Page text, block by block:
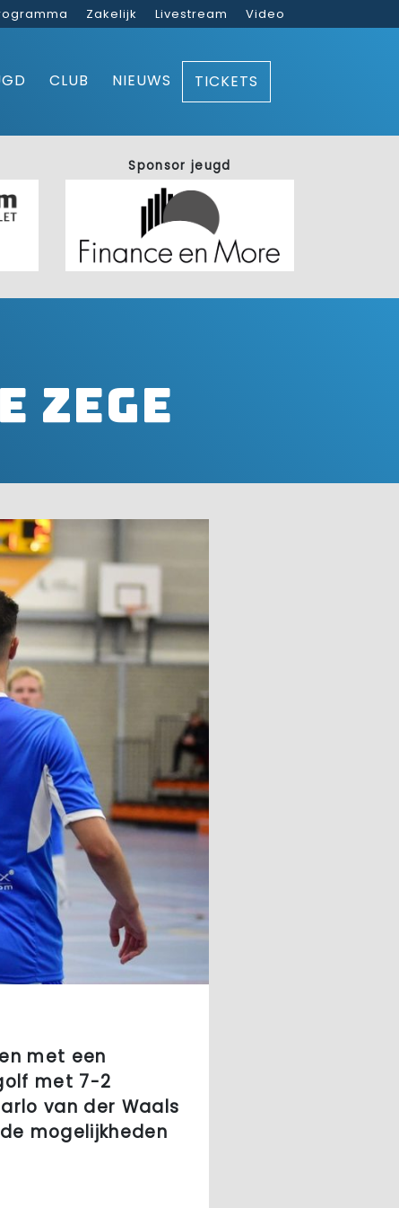
Zakelijk Livestream Video
CLUB NIEUWS TICKETS
Sponsor jeugd
zege
met een
met 7-2
van der Waals
mogelijkheden